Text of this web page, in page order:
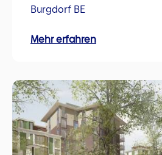
Burgdorf BE
Mehr erfahren